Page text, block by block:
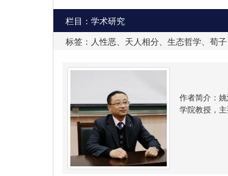
栏目：学术研究
标签：人性恶、天人相分、生态哲学、荀子
作者简介：
学院教授，